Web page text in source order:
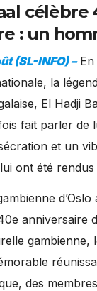
célèbre
: un
à Oslo
de la
(SL-INFO) –
la
El Hadji
fait parler de
et un
ont été
anniversaire
gambienne,
des